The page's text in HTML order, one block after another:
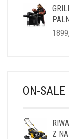
ON-SALE
Z